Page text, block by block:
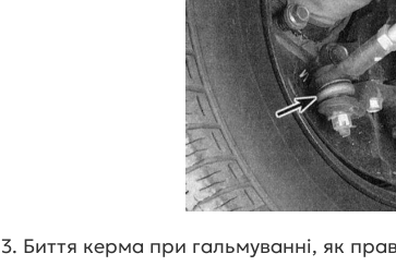
3. Биття керма при гальмуванні, як